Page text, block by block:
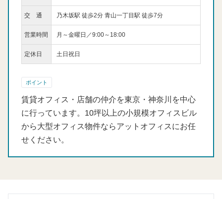
交 通 乃木坂駅 徒歩2分 青山一丁目駅 徒歩7分
営業時間 月～金曜日／9:00～18:00
定休日 土日祝日
ポイント
賃貸オフィス・店舗の仲介を東京・神奈川を中心
に行っています。10坪以上の小規模オフィスビル
から大型オフィス物件ならアットオフィスにお任
せください。